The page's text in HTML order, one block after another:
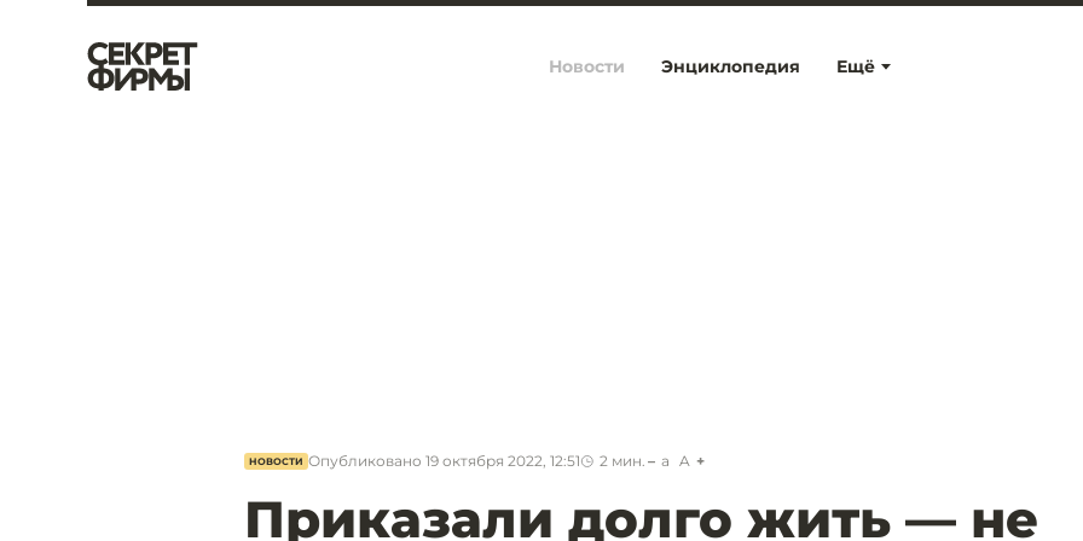
Ещё
Новости Энциклопедия
НОВОСТИ Опубликовано 19 октября 2022, 12:51 2 мин. a A
Приказали долго жить — не